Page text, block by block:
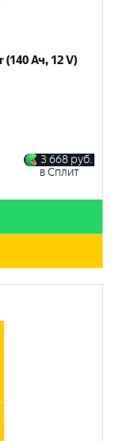
Ач, 12 V)
3 668 руб.
в Сплит